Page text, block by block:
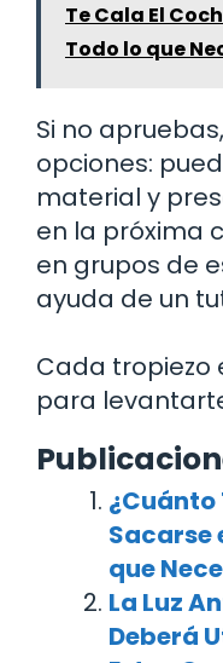
Te Cala El
Todo lo que
Si no
opciones:
material y
en la próxima
en grupos de
ayuda de un
Cada tropiezo
para
¿Cuánto
Sacarse
que
La Luz
Deberá